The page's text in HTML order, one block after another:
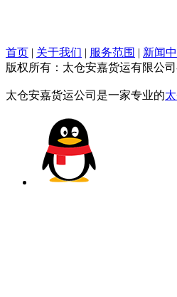
首页 | 关于我们 | 服务范围 | 新闻
版权所有：太仓安嘉货运有限公
太仓安嘉货运公司是一家专业的